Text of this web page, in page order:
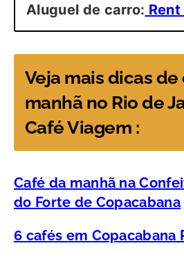
Aluguel de carro:
Veja mais dicas de
manhã no Rio de
Café Viagem :
Café da manhã na
do Forte de Copacabana
6 cafés em Copacabana